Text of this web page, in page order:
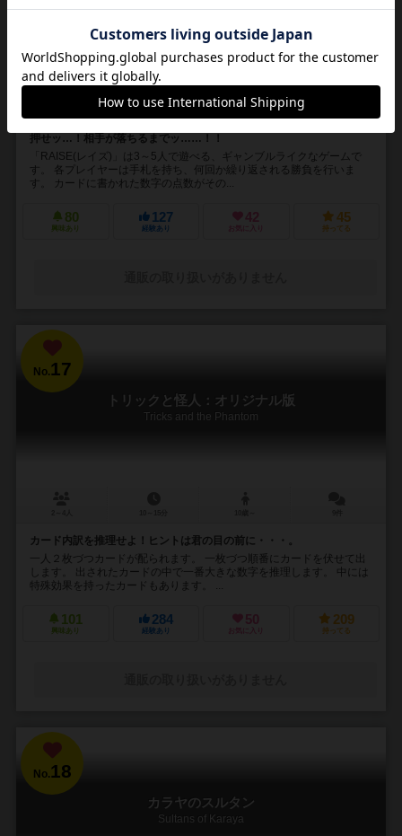
Raise
押せッ…！相手が落ちるまでッ……！！
「RAISE(レイズ)」は3～5人で遊べる、ギャンブルライクなゲームで
す。 各プレイヤーは手札を持ち、何回か繰り返される勝負を行いま
す。 カードに書かれた数字の点数がその...
80
興味あり
127
経験あり
42
お気に入り
45
持ってる
No.17
トリックと怪人：オリジナル版
Tricks and the Phantom
カード内訳を推理せよ！ヒントは君の目の前に・・・。
一人２枚づつカードが配られます。 一枚づつ順番にカードを伏せて出
します。 出されたカードの中で一番大きな数字を推理します。 中には
特殊効果を持ったカードもあります。 ...
101
興味あり
284
経験あり
50
お気に入り
209
持ってる
No.18
カラヤのスルタン
Sultans of Karaya